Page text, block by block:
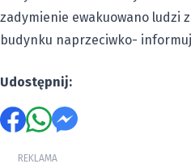
zadymienie ewakuowano ludzi
budynku naprzeciwko-
Udostępnij:
REKLAMA